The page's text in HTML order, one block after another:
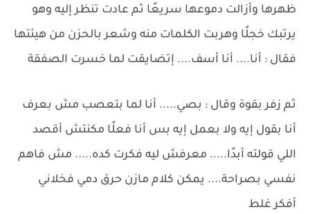
ظهرها وأزالت دموعها سريعًا ثم عادت تنظر إليه وهو
يرتبك خجلًا وهربت الكلمات منه وشعر بالحزن من هيئتها
فقال : أنا.... أنا أسف.... إتضايقت لما خسرت الصفقة
ثم زفر بقوة وقال : بصي..... أنا لما بتعصب مش بعرف
أنا بقول إيه ولا بعمل إيه بس أنا فعلًا مكنتش أقصد
اللي قولته أبدًا..... معرفش ليه فكرت كده..... مش فاهم
نفسي بصراحة.... يمكن كلام مازن حرق دمي فخلاني
أفكر غلط